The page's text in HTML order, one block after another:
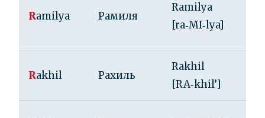
Ramilya Рамиля
Ramilya
[ra‑MI‑lya]
Rakhil Рахиль
Rakhil
[RA‑khil’]